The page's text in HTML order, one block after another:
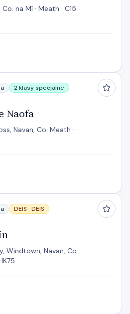
na Mí · Meath · C15
2 klasy specjalne
Naofa
Navan, Co. Meath ·
DEIS · DEIS
Windtown, Navan, Co.